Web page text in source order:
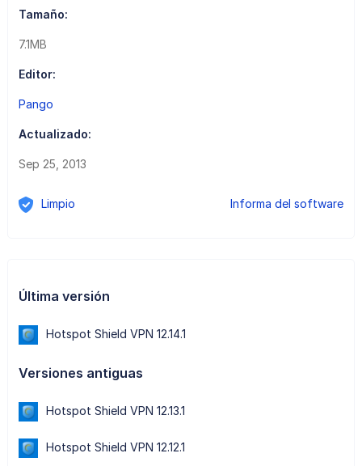
Tamaño:
7.1MB
Editor:
Pango
Actualizado:
Sep 25, 2013
Limpio Informa del software
Última versión
Hotspot Shield VPN 12.14.1
Versiones antiguas
Hotspot Shield VPN 12.13.1
Hotspot Shield VPN 12.12.1